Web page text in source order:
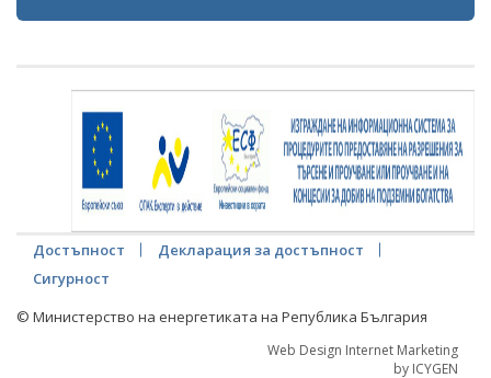
Достъпност
Декларация за достъпност
Сигурност
© Министерство на енергетиката на Република България
Web Design Internet Marketing
by ICYGEN